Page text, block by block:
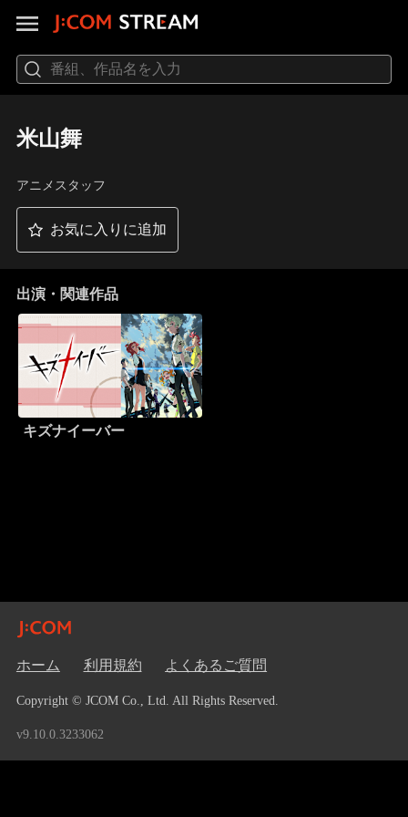
米山舞
アニメスタッフ
お気に入りに追加
出演・関連作品
キズナイーバー
ホーム 利用規約 よくあるご質問
Copyright © JCOM Co., Ltd. All Rights Reserved.
v9.10.0.3233062